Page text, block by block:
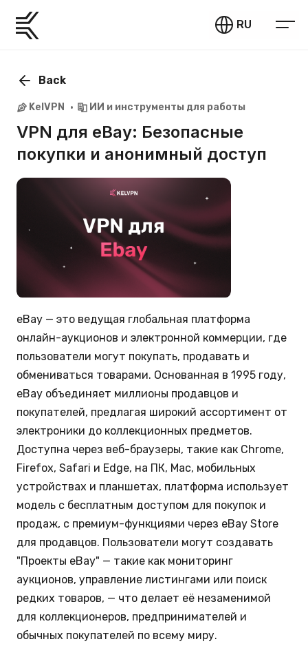
RU
Back
KelVPN ИИ и инструменты для работы
VPN для eBay: Безопасные
покупки и анонимный доступ
eBay — это ведущая глобальная платформа
онлайн-аукционов и электронной коммерции, где
пользователи могут покупать, продавать и
обмениваться товарами. Основанная в 1995 году,
eBay объединяет миллионы продавцов и
покупателей, предлагая широкий ассортимент от
электроники до коллекционных предметов.
Доступна через веб-браузеры, такие как Chrome,
Firefox, Safari и Edge, на ПК, Mac, мобильных
устройствах и планшетах, платформа использует
модель с бесплатным доступом для покупок и
продаж, с премиум-функциями через eBay Store
для продавцов. Пользователи могут создавать
"Проекты eBay" — такие как мониторинг
аукционов, управление листингами или поиск
редких товаров, — что делает её незаменимой
для коллекционеров, предпринимателей и
обычных покупателей по всему миру.